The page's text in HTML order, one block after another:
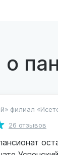
филиал
26 отзывов